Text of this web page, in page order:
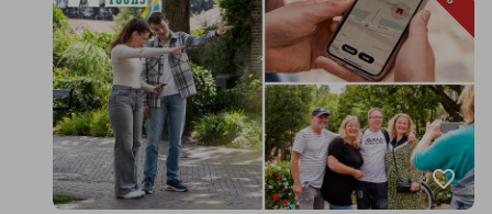
favorite_border